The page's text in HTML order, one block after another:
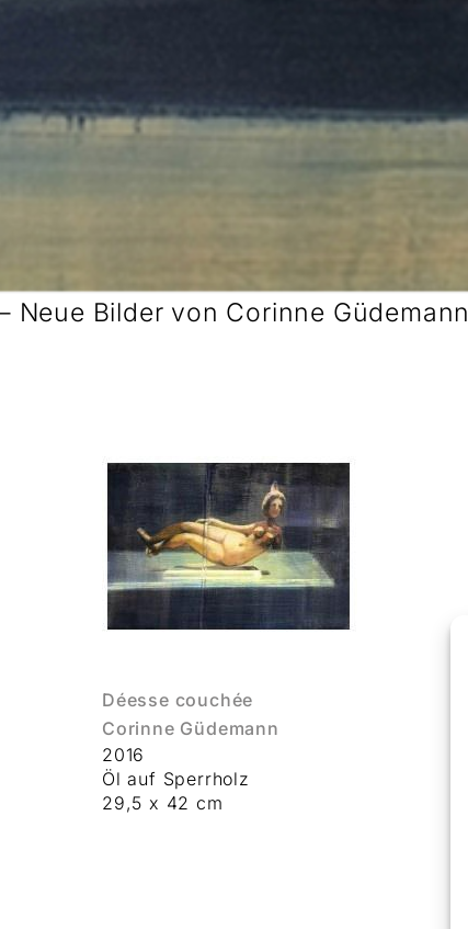
Neue Bilder von Corinne Güdemann
Déesse couchée
Corinne Güdemann
2016
Öl auf Sperrholz
29,5 x 42 cm